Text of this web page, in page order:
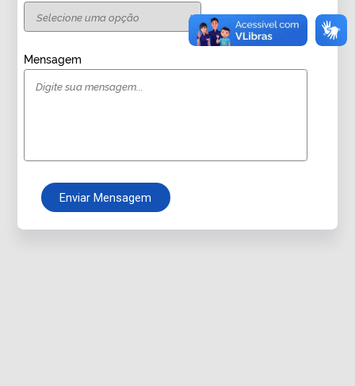
Mensagem
Enviar Mensagem